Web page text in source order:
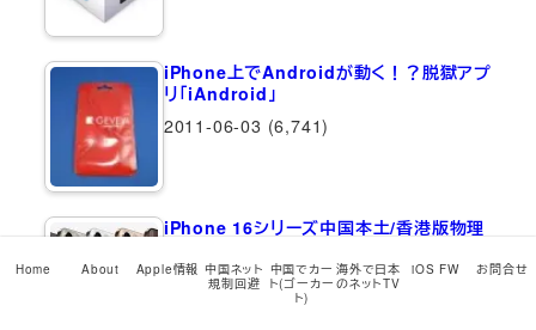
iPhone上でAndroidが動く！？脱獄アプ
リ「iAndroid」
2011-06-03 (6,741)
iPhone 16シリーズ中国本土/香港版物理
よりも詳しい】
(5,920)
Home About Apple情報 中国ネット
規制回避
中国でカー
ト(ゴーカー
ト)
海外で日本
のネットTV
iOS FW お問合せ